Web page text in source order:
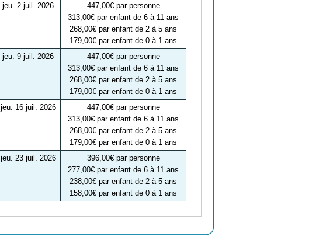
jeu. 2 juil. 2026
447,00€ par personne
313,00€ par enfant de 6 à 11 ans
268,00€ par enfant de 2 à 5 ans
179,00€ par enfant de 0 à 1 ans
jeu. 9 juil. 2026
447,00€ par personne
313,00€ par enfant de 6 à 11 ans
268,00€ par enfant de 2 à 5 ans
179,00€ par enfant de 0 à 1 ans
jeu. 16 juil. 2026
447,00€ par personne
313,00€ par enfant de 6 à 11 ans
268,00€ par enfant de 2 à 5 ans
179,00€ par enfant de 0 à 1 ans
jeu. 23 juil. 2026
396,00€ par personne
277,00€ par enfant de 6 à 11 ans
238,00€ par enfant de 2 à 5 ans
158,00€ par enfant de 0 à 1 ans